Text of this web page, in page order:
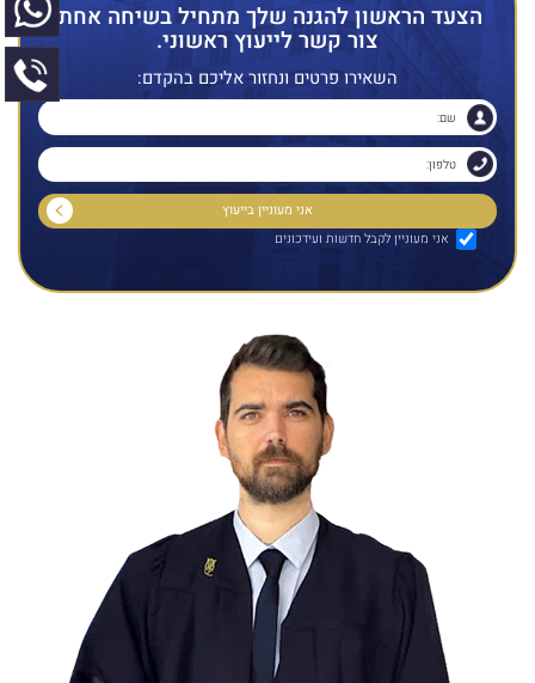
הצעד הראשון להגנה שלך מתחיל בשיחה אחת.
צור קשר לייעוץ ראשוני.
השאירו פרטים ונחזור אליכם בהקדם:
אני מעוניין לקבל חדשות ועידכונים